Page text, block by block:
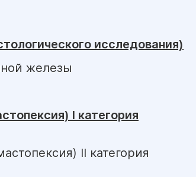
исследования)
железы
I категория
II категория